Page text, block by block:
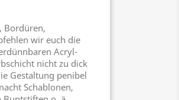
Bordüren,
wir euch die
Acryl-
nicht zu dick
Gestaltung penibel
Schablonen,